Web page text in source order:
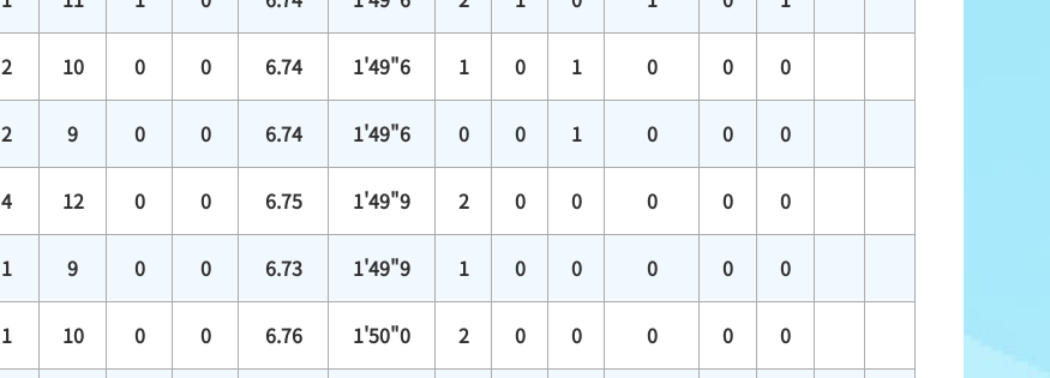
2 10 0 0 6.74 1'49"6 1 0 1 0 0 0
2 9 0 0 6.74 1'49"6 0 0 1 0 0 0
4 12 0 0 6.75 1'49"9 2 0 0 0 0 0
1 9 0 0 6.73 1'49"9 1 0 0 0 0 0
1 10 0 0 6.76 1'50"0 2 0 0 0 0 0